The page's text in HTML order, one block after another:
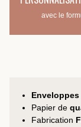
avec le
Enveloppes
Papier de
Fabrication